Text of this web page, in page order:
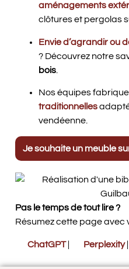
aménagements
clôtures et pergolas
Envie d’agrandir ou
? Découvrez notre
bois
Nos équipes
traditionnelles
vendéenne.
Je souhaite un meuble
Pas le temps de tout lire ?
Résumez cette page avec
ChatGPT Perplexity